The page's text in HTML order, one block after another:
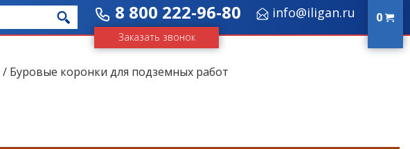
8 800 222-96-80
Заказать звонок
info@iligan.ru 0
/ Буровые коронки для подземных работ